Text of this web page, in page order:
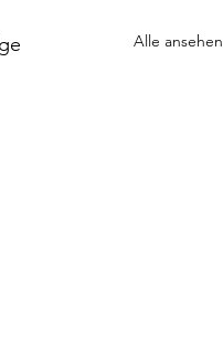
Alle ansehen